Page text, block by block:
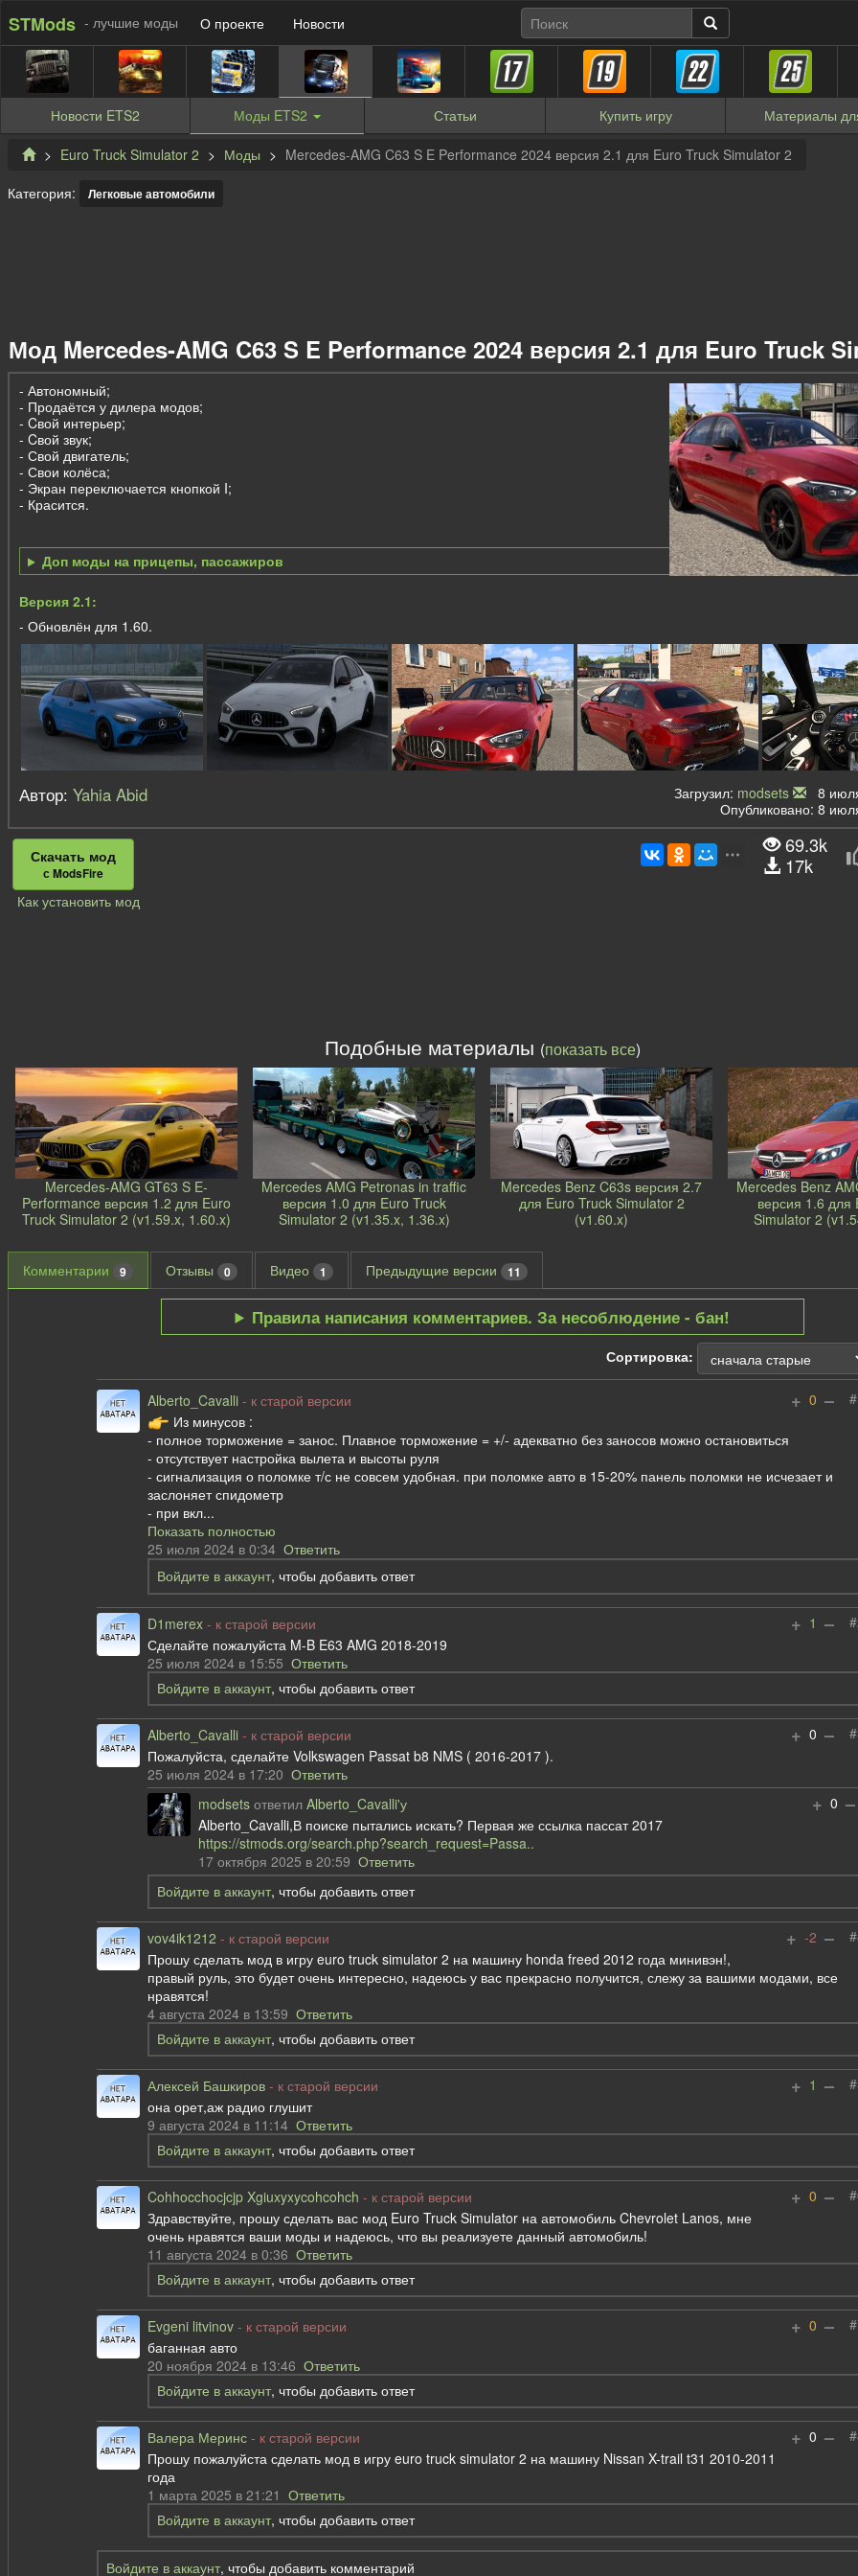
STMods - лучшие моды О проекте Новости
Новости ETS2 Моды ETS2 Статьи Купить игру Материалы
Euro Truck Simulator 2 Моды Mercedes-AMG C63 S E Performance 2024 версия 2.1 для Euro Truck Simulator 2
Категория: Легковые автомобили
Мод Mercedes-AMG C63 S E Performance 2024 версия 2.1 для Euro Truck
- Автономный;
- Продаётся у дилера модов;
- Cвой интерьер;
- Cвой звук;
- Свой двигатель;
- Свои колёса;
- Экран переключается кнопкой I;
- Красится.
Доп моды на прицепы, пассажиров
Версия 2.1:
- Обновлён для 1.60.
Автор: Yahia Abid Загрузил: modsets
8
Опубликовано: 8
Скачать мод
с ModsFire
69.3k
17k
Как установить мод
Подобные материалы (показать все)
Mercedes-AMG GT63 S E-
Performance версия 1.2 для Euro
Truck Simulator 2 (v1.59.x, 1.60.x)
Mercedes AMG Petronas in traffic
версия 1.0 для Euro Truck
Simulator 2 (v1.35.x, 1.36.x)
Mercedes Benz C63s версия 2.7
для Euro Truck Simulator 2
(v1.60.x)
Mercedes Benz
версия 1.6 для
Simulator 2
Комментарии 9 Отзывы 0 Видео 1 Предыдущие версии 11
Правила написания комментариев. За несоблюдение - бан!
Сортировка:
+ 0 –
Alberto_Cavalli - к старой версии
Из минусов :
- полное торможение = занос. Плавное торможение = +/- адекватно без заносов можно остановиться
- отсутствует настройка вылета и высоты руля
- сигнализация о поломке т/с не совсем удобная. при поломке авто в 15-20% панель поломки не исчезает и
заслоняет спидометр
- при вкл...
Показать полностью
25 июля 2024 в 0:34Ответить
Войдите в аккаунт, чтобы добавить ответ
+ 1 –
D1merex - к старой версии
Сделайте пожалуйста M-B E63 AMG 2018-2019
25 июля 2024 в 15:55Ответить
Войдите в аккаунт, чтобы добавить ответ
+ 0 –
Alberto_Cavalli - к старой версии
Пожалуйста, сделайте Volkswagen Passat b8 NMS ( 2016-2017 ).
25 июля 2024 в 17:20Ответить
+ 0 –
modsets ответилAlberto_Cavalli'у
Alberto_Cavalli,В поиске пытались искать? Первая же ссылка пассат 2017
https://stmods.org/search.php?search_request=Passa..
17 октября 2025 в 20:59Ответить
Войдите в аккаунт, чтобы добавить ответ
+ -2 –
vov4ik1212 - к старой версии
Прошу сделать мод в игру euro truck simulator 2 на машину honda freed 2012 года минивэн!,
правый руль, это будет очень интересно, надеюсь у вас прекрасно получится, слежу за вашими модами, все
нравятся!
4 августа 2024 в 13:59Ответить
Войдите в аккаунт, чтобы добавить ответ
+ 1 –
Алексей Башкиров - к старой версии
она орет,аж радио глушит
9 августа 2024 в 11:14Ответить
Войдите в аккаунт, чтобы добавить ответ
+ 0 –
Cohhocchocjcjp Xgiuxyxycohcohch - к старой версии
Здравствуйте, прошу сделать вас мод Euro Truck Simulator на автомобиль Chevrolet Lanos, мне
очень нравятся ваши моды и надеюсь, что вы реализуете данный автомобиль!
11 августа 2024 в 0:36Ответить
Войдите в аккаунт, чтобы добавить ответ
+ 0 –
Evgeni litvinov - к старой версии
баганная авто
20 ноября 2024 в 13:46Ответить
Войдите в аккаунт, чтобы добавить ответ
+ 0 –
Валера Меринс - к старой версии
Прошу пожалуйста сделать мод в игру euro truck simulator 2 на машину Nissan X-trail t31 2010-2011
года
1 марта 2025 в 21:21Ответить
Войдите в аккаунт, чтобы добавить ответ
Войдите в аккаунт, чтобы добавить комментарий